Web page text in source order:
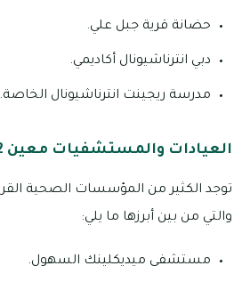
حضانة قرية جبل علي.
دبي انترناشيونال أكاديمي.
مدرسة ريجينت انترناشيونال الخاصة.
العيادات والمستشفيات معين 2
والتي من بين أبرزها ما يلي:
مستشفى ميديكلينك السهول.